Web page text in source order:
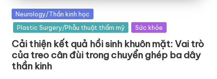
Posted
in
Neurology/Thần kinh học
Plastic Surgery/Phẫu thuật thẩm mỹ
Sức khỏe
Cải thiện kết quả hồi sinh khuôn mặt: Vai trò
của treo cân đùi trong chuyển ghép ba dây
thần kinh